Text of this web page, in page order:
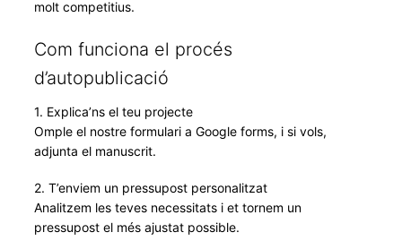
molt competitius.
Com funciona el procés
d’autopublicació
1. Explica’ns el teu projecte
Omple el nostre formulari a Google forms, i si vols,
adjunta el manuscrit.
2. T’enviem un pressupost personalitzat
Analitzem les teves necessitats i et tornem un
pressupost el més ajustat possible.